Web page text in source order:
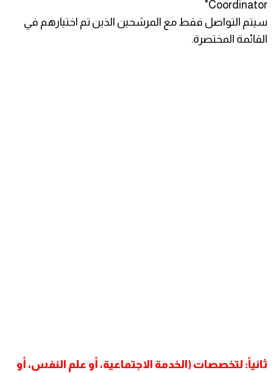
Coordinator"
سيتم التواصل فقط مع المرشحين الذين تم اختيارهم في
القائمة المختصرة.
ثانياً: لتخصصات (الخدمة الاجتماعية، أو علم النفس، أو